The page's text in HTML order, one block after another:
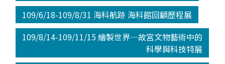
109/6/18-109/8/31 海科航跡 海科館回顧歷程展
109/8/14-109/11/15 繪製世界—故宮文物藝術中的
科學與科技特展